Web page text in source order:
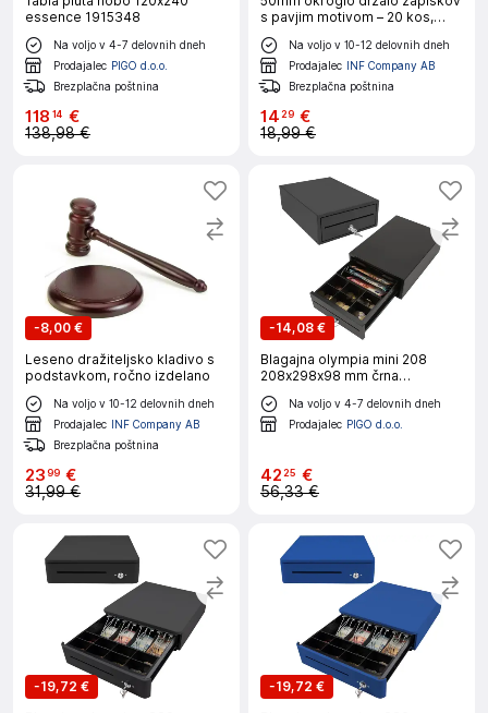
essence 1915348
Na voljo v 4-7 delovnih dneh
Prodajalec PIGO d.o.o.
Brezplačna poštnina
118 14 €
138,98 €
s pavjim motivom – 20 kos,
kovinsko Silver
Na voljo v 10-12 delovnih dneh
Prodajalec INF Company AB
Brezplačna poštnina
14 29 €
18,99 €
-8,00 €
Leseno dražiteljsko kladivo s
podstavkom, ročno izdelano
Na voljo v 10-12 delovnih dneh
Prodajalec INF Company AB
Brezplačna poštnina
2399 €
31,99 €
-14,08 €
Blagajna olympia mini 208
208x298x98 mm črna
947990112
Na voljo v 4-7 delovnih dneh
Prodajalec PIGO d.o.o.
42 25 €
56,33 €
-19,72 €
-19,72 €